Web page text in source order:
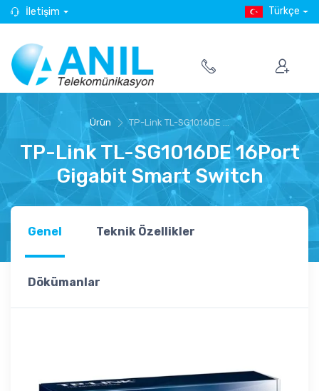
İletişim Türkçe
Ürün TP-Link TL-SG1016DE ...
TP-Link TL-SG1016DE 16Port
Gigabit Smart Switch
Genel Teknik Özellikler
Dökümanlar